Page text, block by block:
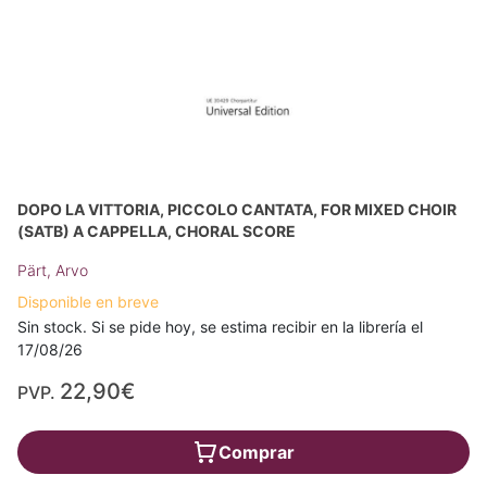
DOPO LA VITTORIA, PICCOLO CANTATA, FOR MIXED CHOIR
(SATB) A CAPPELLA, CHORAL SCORE
Pärt, Arvo
Disponible en breve
Sin stock. Si se pide hoy, se estima recibir en la librería el
17/08/26
PVP. 22,90€
Comprar